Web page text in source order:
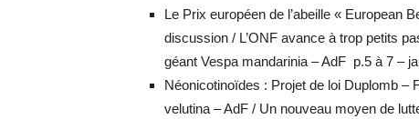
Le Prix européen de l’abeille « European
discussion / L’ONF avance à trop petits
géant Vespa mandarinia – AdF p.5 à 7 –
Néonicotinoïdes : Projet de loi Duplomb –
velutina – AdF / Un nouveau moyen de